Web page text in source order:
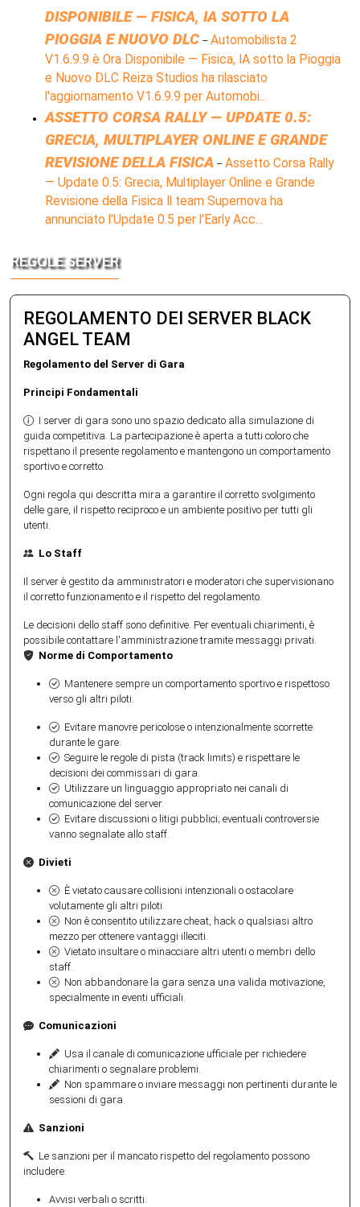
DISPONIBILE — FISICA, IA SOTTO LA
PIOGGIA E NUOVO DLC – Automobilista 2
V1.6.9.9 è Ora Disponibile — Fisica, IA sotto la Pioggia
e Nuovo DLC Reiza Studios ha rilasciato
l'aggiornamento V1.6.9.9 per Automobi...
ASSETTO CORSA RALLY — UPDATE 0.5:
GRECIA, MULTIPLAYER ONLINE E GRANDE
REVISIONE DELLA FISICA – Assetto Corsa Rally
— Update 0.5: Grecia, Multiplayer Online e Grande
Revisione della Fisica Il team Supernova ha
annunciato l'Update 0.5 per l'Early Acc...
REGOLE SERVER
REGOLAMENTO DEI SERVER BLACK
ANGEL TEAM
Regolamento del Server di Gara
Principi Fondamentali
I server di gara sono uno spazio dedicato alla simulazione di
guida competitiva. La partecipazione è aperta a tutti coloro che
rispettano il presente regolamento e mantengono un comportamento
sportivo e corretto.
Ogni regola qui descritta mira a garantire il corretto svolgimento
delle gare, il rispetto reciproco e un ambiente positivo per tutti gli
utenti.
Lo Staff
Il server è gestito da amministratori e moderatori che supervisionano
il corretto funzionamento e il rispetto del regolamento.
Le decisioni dello staff sono definitive. Per eventuali chiarimenti, è
possibile contattare l'amministrazione tramite messaggi privati.
Norme di Comportamento
Mantenere sempre un comportamento sportivo e rispettoso
verso gli altri piloti.
Evitare manovre pericolose o intenzionalmente scorrette
durante le gare.
Seguire le regole di pista (track limits) e rispettare le
decisioni dei commissari di gara.
Utilizzare un linguaggio appropriato nei canali di
comunicazione del server.
Evitare discussioni o litigi pubblici; eventuali controversie
vanno segnalate allo staff.
Divieti
È vietato causare collisioni intenzionali o ostacolare
volutamente gli altri piloti.
Non è consentito utilizzare cheat, hack o qualsiasi altro
mezzo per ottenere vantaggi illeciti.
Vietato insultare o minacciare altri utenti o membri dello
staff.
Non abbandonare la gara senza una valida motivazione,
specialmente in eventi ufficiali.
Comunicazioni
Usa il canale di comunicazione ufficiale per richiedere
chiarimenti o segnalare problemi.
Non spammare o inviare messaggi non pertinenti durante le
sessioni di gara.
Sanzioni
Le sanzioni per il mancato rispetto del regolamento possono
includere:
Avvisi verbali o scritti.